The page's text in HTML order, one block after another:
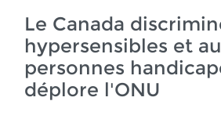
Le Canada
hypersensibles et
personnes
déplore l'ONU